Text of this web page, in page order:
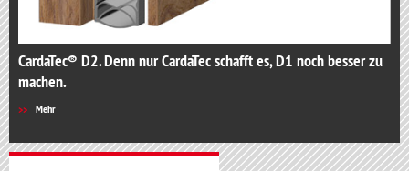
CardaTec® D2. Denn nur CardaTec schafft es, D1 noch besser zu
machen.
Mehr